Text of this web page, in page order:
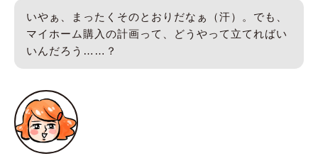
いやぁ、まったくそのとおりだなぁ（汗）。でも、
マイホーム購入の計画って、どうやって立てればい
いんだろう……？